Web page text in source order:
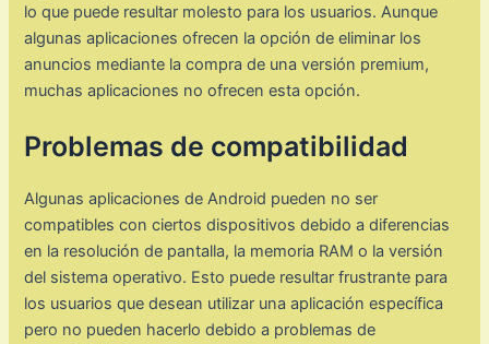
lo que puede resultar molesto para los usuarios. Aunque
algunas aplicaciones ofrecen la opción de eliminar los
anuncios mediante la compra de una versión premium,
muchas aplicaciones no ofrecen esta opción.
Problemas de compatibilidad
Algunas aplicaciones de Android pueden no ser
compatibles con ciertos dispositivos debido a diferencias
en la resolución de pantalla, la memoria RAM o la versión
del sistema operativo. Esto puede resultar frustrante para
los usuarios que desean utilizar una aplicación específica
pero no pueden hacerlo debido a problemas de